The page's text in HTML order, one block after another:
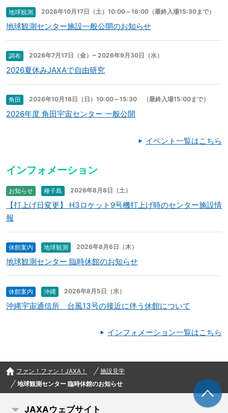
地球観測 2026年10月17日（土）10:00～16:00（最終入場15:30まで）
地球観測センター施設一般公開のお知らせ
調布 2026年7月17日（金）~ 2026年9月30日（水）
2026夏休みJAXAで自由研究
角田 2026年10月18日（日）10:00～15:30 （最終入場15:00まで）
2026年度 角田宇宙センター 一般公開
イベント一覧はこちら
インフォメーション
お知らせ 種子島 2026年8月8日（土）
【打上げ日変更】 H3ロケット9号機打上げ時のセンター施設情
報
休館案内 地球観測 2026年8月6日（木）
地球観測センター 臨時休館のお知らせ
休館案内 沖縄 2026年8月5日（水）
沖縄宇宙通信所 台風13号の接近に伴う休館について
インフォメーション一覧はこちら
ファン！ファン！JAXA！
施設見学
地球観測センター 臨時休館のお知らせ
JAXAウェブサイト